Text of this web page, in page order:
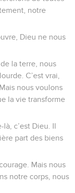
notre
Dieu ne nous
la terre, nous
C’est vrai,
nous voulons
la vie transforme
c’est Dieu. Il
part des biens
Mais nous
notre corps, nous